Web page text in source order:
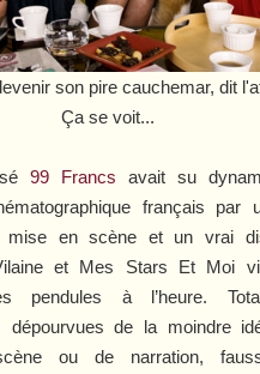
son pire cauchemar, dit
Ça se voit...
99 Francs avait su
français par
en scène et un vrai
et Mes Stars Et Moi
pendules à l’heure.
dépourvues de la moindre
ou de narration,